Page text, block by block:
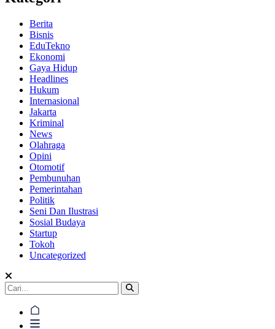
Berita
Bisnis
EduTekno
Ekonomi
Gaya Hidup
Headlines
Hukum
Internasional
Jakarta
Kriminal
News
Olahraga
Opini
Otomotif
Pembunuhan
Pemerintahan
Politik
Seni Dan Ilustrasi
Sosial Budaya
Startup
Tokoh
Uncategorized